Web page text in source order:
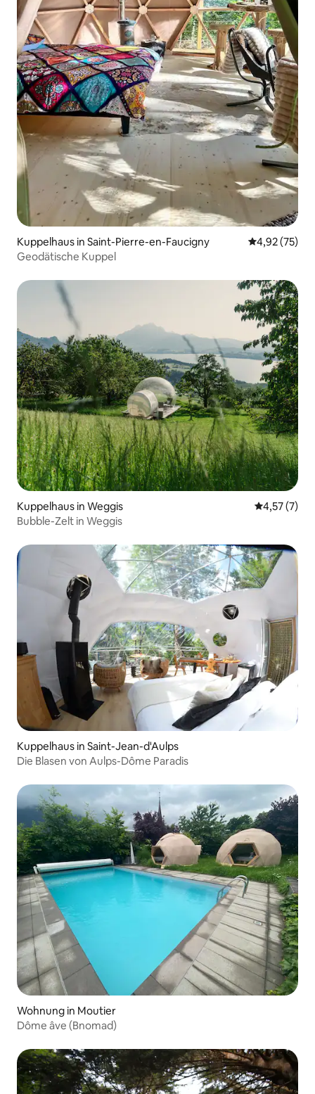
Kuppelhaus in Saint-Pierre-en-Faucigny
4,92 (75)
Geodätische Kuppel
Kuppelhaus in Weggis
4,57 (7)
Bubble-Zelt in Weggis
Kuppelhaus in Saint-Jean-d'Aulps
Die Blasen von Aulps-Dôme Paradis
Wohnung in Moutier
Dôme âve (Bnomad)